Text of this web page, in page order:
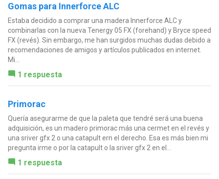
Gomas para Innerforce ALC
Estaba decidido a comprar una madera Innerforce ALC y
combinarlas con la nueva Tenergy 05 FX (forehand) y Bryce speed
FX (revés). Sin embargo, me han surgidos muchas dudas debido a
recomendaciones de amigos y artículos publicados en internet.
Mi...
1 respuesta
Primorac
Quería asegurarme de que la paleta que tendré será una buena
adquisición, es un madero primorac más una cermet en el revés y
una sriver gfx 2 o una catapult ern el derecho. Esa es más bien mi
pregunta irme o por la catapult o la sriver gfx 2 en el...
1 respuesta